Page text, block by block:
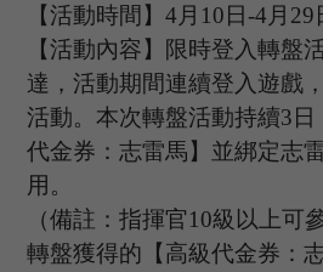
【活動時間】4 月 10日-4 月 29
【活動內容】 限時登入轉盤
達，活動期間連續登入遊戲
活動。本次轉盤活動持續3日
代金券：志雷馬】並綁定志
用。
（備註：指揮官10級以上可
轉盤獲得的【高級代金券：